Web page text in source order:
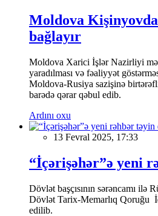
Moldova
bağlayır
Moldova Xarici İşlər Nazirliyi
yaradılması və fəaliyyət
Moldova-Rusiya sazişinə
barədə qərar qəbul edib.
Ardını oxu
13 Fevral 2025, 17:33
“İçərişəhər”ə yeni
Dövlət başçısının sərəncamı ilə
Dövlət Tarix-Memarlıq Qoruğu
edilib.